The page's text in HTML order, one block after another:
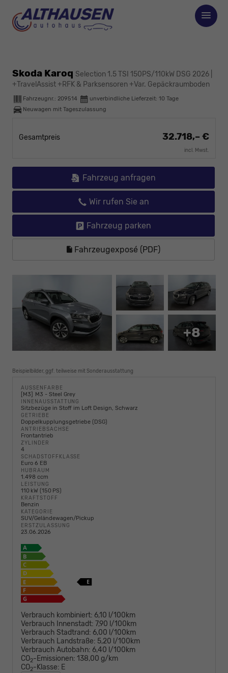
Skoda Karoq Selection 1.5 TSI 150PS/110kW DSG 2026 |
+TravelAssist +RFK & Parksensoren +Var. Gepäckraumboden
Fahrzeugnr.: 209514 unverbindliche Lieferzeit: 10 Tage
Neuwagen mit Tageszulassung
Gesamtpreis 32.718,– €
incl. Mwst.
Fahrzeug anfragen
Wir rufen Sie an
Fahrzeug parken
Fahrzeugexposé (PDF)
+8
Beispielbilder, ggf. teilweise mit Sonderausstattung
AUSSENFARBE
M3 M3 - Steel Grey
INNENAUSSTATTUNG
Sitzbezüge in Stoff im Loft Design, Schwarz
GETRIEBE
Doppelkupplungsgetriebe (DSG)
ANTRIEBSACHSE
Frontantrieb
ZYLINDER
4
SCHADSTOFFKLASSE
Euro 6 EB
HUBRAUM
1.498 ccm
LEISTUNG
110 kW (150 PS)
KRAFTSTOFF
Benzin
KATEGORIE
SUV/Geländewagen/Pickup
ERSTZULASSUNG
23.06.2026
Verbrauch kombiniert: 6,10 l/100km
Verbrauch Innenstadt: 7,90 l/100km
Verbrauch Stadtrand: 6,00 l/100km
Verbrauch Landstraße: 5,20 l/100km
Verbrauch Autobahn: 6,40 l/100km
CO2-Emissionen: 138,00 g/km
CO2-Klasse: E